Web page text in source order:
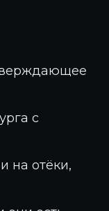
с
на отёки,